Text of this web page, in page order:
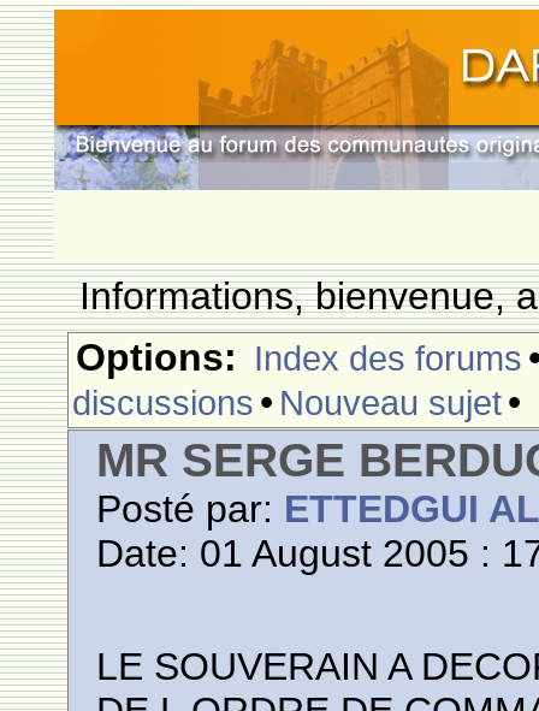
Informations, bienvenue,
Options: Index des forums
discussions • Nouveau sujet•
MR SERGE
Posté par: ETTEDGUI
Date: 01 August 2005 :
LE SOUVERAIN A